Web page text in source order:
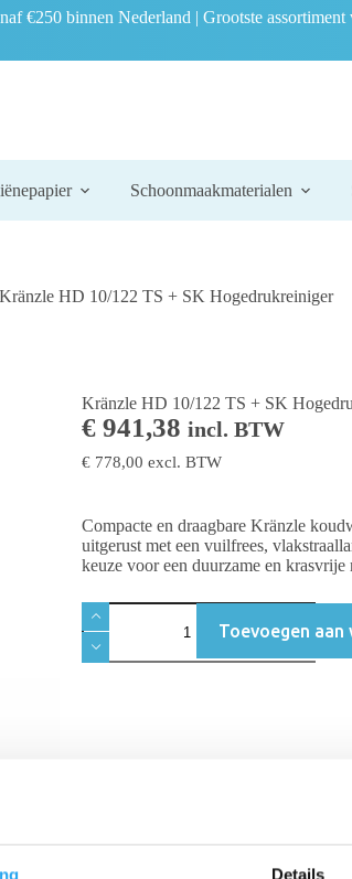
Details
€250 binnen Nederland | Grootste assortiment
Schoonmaakmaterialen
HD 10/122 TS + SK Hogedrukreiniger
Kränzle HD 10/122 TS + SK
€ 941,38 incl. BTW
€ 778,00 excl. BTW
Compacte en draagbare Kränzle
uitgerust met een vuilfrees,
keuze voor een duurzame en
Toevoegen aan